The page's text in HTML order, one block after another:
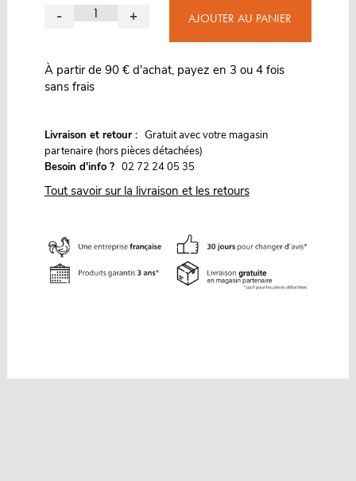
- + AJOUTER AU PANIER
À partir de 90 € d'achat, payez en 3 ou 4 fois
sans frais
Livraison et retour : Gratuit avec votre magasin
partenaire (hors pièces détachées)
Besoin d'info ? 02 72 24 05 35
Tout savoir sur la livraison et les retours